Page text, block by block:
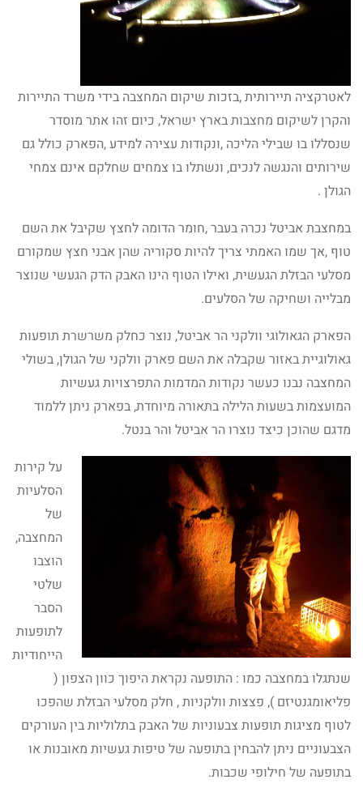
לאטרקציה תיירותית ,בזכות שיקום המחצבה בידי משרד התיירות
והקרן לשיקום מחצבות בארץ ישראל, כיום זהו אתר מוסדר
שנסללו בו שבילי הליכה ,ונקודות עצירה למידע ,הפארק כולל גם
שירותים והנגשה לנכים, ונשתלו בו צמחים שחלקם אינם צמחי
הגולן .
במחצבת אביטל נכרה בעבר ,חומר הדומה לחצץ שקיבל את השם
טוף ,אך שמו האמתי צריך להיות סקוריה שהן אבני חצץ שמקורם
מסלעי הבזלת הגעשית, ואילו הטוף הינו האבק הדק הגעשי שנוצר
מבלייה ושחיקה של הסלעים.
הפארק הגאולוגי וולקני הר אביטל, נוצר כחלק משרשרת תופעות
גאולוגיית באזור שקבלה את השם פארק וולקני של הגולן, בשולי
המחצבה נבנו כעשר נקודות המדמות התפרצויות געשיות
המועצמות בשעות הלילה בתאורה מיוחדת, בפארק ניתן ללמוד
מדגם שהוכן כיצד נוצרו הר אביטל והר בנטל.
על קירות
הסלעיות
של
המחצבה,
הוצבו
שלטי
הסבר
לתופעות
הייחודיות
שנתגלו במחצבה כמו : התופעה נקראת היפוך כוון הצפון (
פליאומגנטיזם ), פצצות וולקניות , חלק מסלעי הבזלת שהפכו
לטוף מציגות תופעות צבעוניות של האבק בתלוליות בין העורקים
הצבעוניים ניתן להבחין בתופעה של טיפות געשיות מאובנות או
בתופעה של חילופי שכבות.